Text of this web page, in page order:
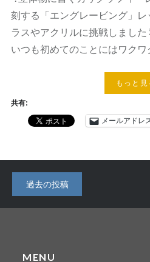
刻する「エングレービング」
ラスやアクリルに挑戦しました
いつも初めてのことにはワク
もっと見
共有:
メールアドレ
投
稿
過去の投稿
MENU